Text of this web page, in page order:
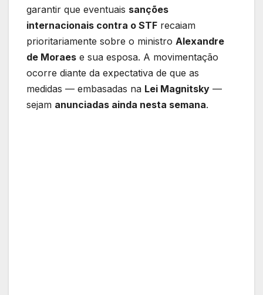
garantir que eventuais sanções
internacionais contra o STF recaiam
prioritariamente sobre o ministro Alexandre
de Moraes e sua esposa. A movimentação
ocorre diante da expectativa de que as
medidas — embasadas na Lei Magnitsky —
sejam anunciadas ainda nesta semana.